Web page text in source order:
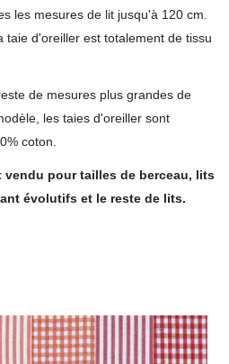
les mesures de lit jusqu'à 120 cm.
taie d'oreiller est totalement de tissu
de mesures plus grandes de
les taies d'oreiller sont
coton.
vendu pour tailles de berceau, lits
évolutifs et le reste de lits.